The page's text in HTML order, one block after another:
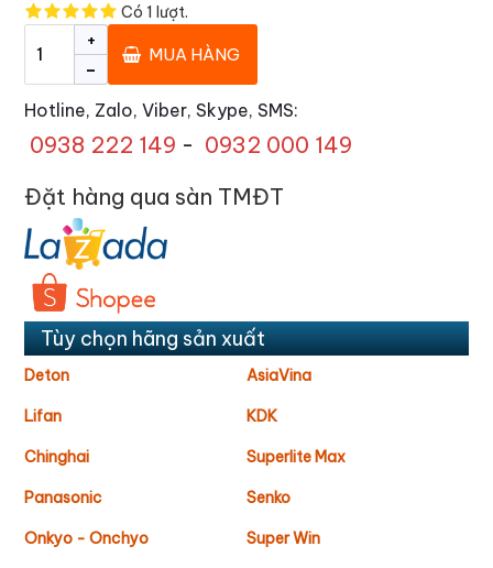
Có 1 lượt.
-
+
MUA HÀNG
Hotline, Zalo, Viber, Skype, SMS:
0938 222 149 - 0932 000 149
Đặt hàng qua sàn TMĐT
Tùy chọn hãng sản xuất
Deton AsiaVina
Lifan KDK
Chinghai Superlite Max
Panasonic Senko
Onkyo - Onchyo Super Win